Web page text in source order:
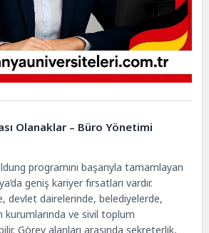
Olanaklar – Büro Yönetimi
programını başarıyla tamamlayan
geniş kariyer fırsatları vardır.
devlet dairelerinde, belediyelerde,
ve sivil toplum
Görev alanları arasında sekreterlik,